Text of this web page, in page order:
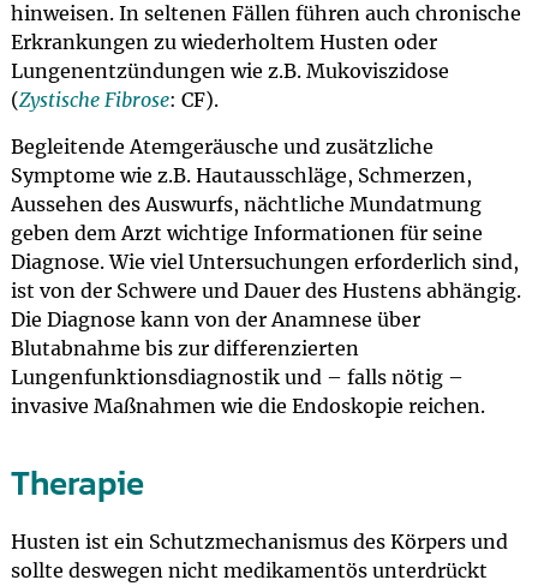
hinweisen. In seltenen Fällen führen auch chronische
Erkrankungen zu wiederholtem Husten oder
Lungenentzündungen wie z.B. Mukoviszidose
(Zystische Fibrose: CF).
Begleitende Atemgeräusche und zusätzliche
Symptome wie z.B. Hautausschläge, Schmerzen,
Aussehen des Auswurfs, nächtliche Mundatmung
geben dem Arzt wichtige Informationen für seine
Diagnose. Wie viel Untersuchungen erforderlich sind,
ist von der Schwere und Dauer des Hustens abhängig.
Die Diagnose kann von der Anamnese über
Blutabnahme bis zur differenzierten
Lungenfunktionsdiagnostik und – falls nötig –
invasive Maßnahmen wie die Endoskopie reichen.
Therapie
Husten ist ein Schutzmechanismus des Körpers und
sollte deswegen nicht medikamentös unterdrückt